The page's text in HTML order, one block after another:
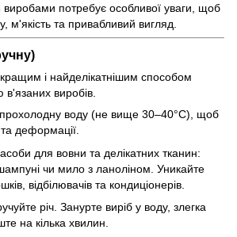
потребує особливої уваги, щоб
м'якість та привабливий вигляд.
і найделікатнішим способом
в'язаних виробів.
прохолодну воду (не вище 30–40°C), щоб
деформації.
для вовни та делікатних тканин:
шампуні чи мило з ланоліном. Уникайте
відбілювачів та кондиціонерів.
річ. Занурте виріб у воду, злегка
на кілька хвилин.